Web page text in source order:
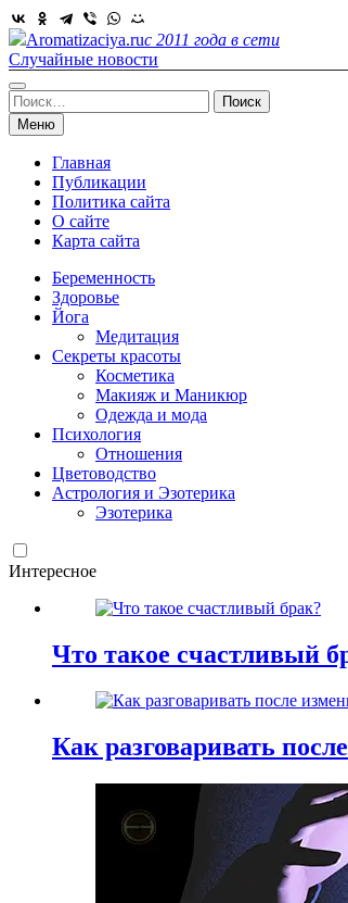
Skip
to
content
Aromatizaciya.ruс 2011 года в сети
Случайные новости
Найти:
Меню
Главная
Публикации
Политика сайта
О сайте
Карта сайта
Беременность
Здоровье
Йога
Медитация
Секреты красоты
Косметика
Макияж и Маникюр
Одежда и мода
Психология
Отношения
Цветоводство
Астрология и Эзотерика
Эзотерика
Интересное
Что такое счастливый
Как разговаривать